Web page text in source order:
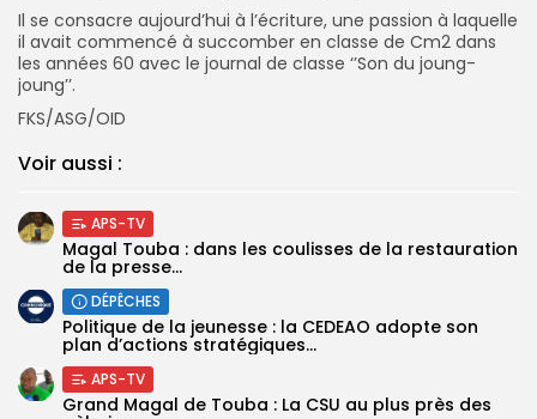
Il se consacre aujourd’hui à l’écriture, une passion à laquelle
il avait commencé à succomber en classe de Cm2 dans
les années 60 avec le journal de classe ‘’Son du joung-
joung’’.
FKS/ASG/OID
Voir aussi :
APS-TV
Magal Touba : dans les coulisses de la restauration
de la presse...
DÉPÊCHES
Politique de la jeunesse : la CEDEAO adopte son
plan d’actions stratégiques...
APS-TV
Grand Magal de Touba : La CSU au plus près des